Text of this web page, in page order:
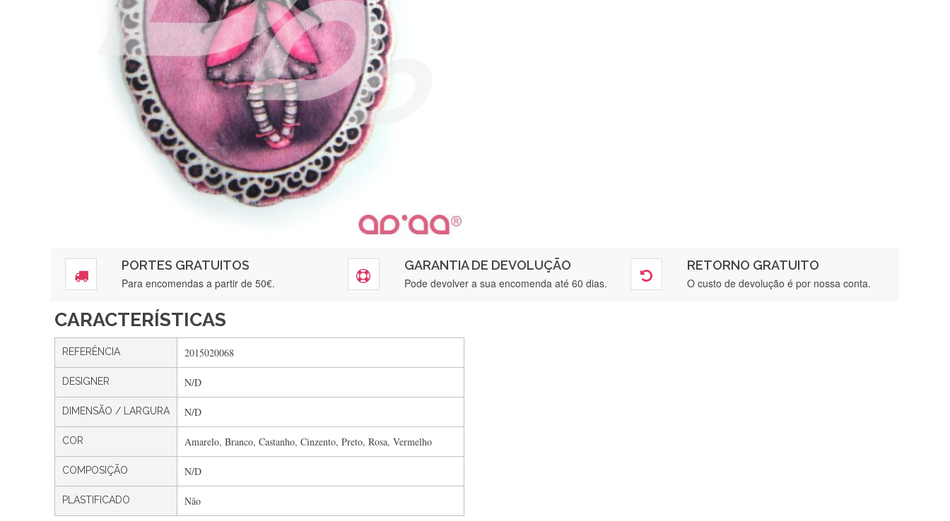
PORTES GRATUITOS
Para encomendas a partir de 50€.
GARANTIA DE DEVOLUÇÃO
Pode devolver a sua encomenda até 60 dias.
RETORNO GRATUITO
O custo de devolução é por nossa conta.
CARACTERÍSTICAS
REFERÊNCIA 2015020068
DESIGNER N/D
DIMENSÃO / LARGURA N/D
COR Amarelo, Branco, Castanho, Cinzento, Preto, Rosa, Vermelho
COMPOSIÇÃO N/D
PLASTIFICADO Não
Silvia Lopes
Gostei ,Serviço bastante rápido. recomendo